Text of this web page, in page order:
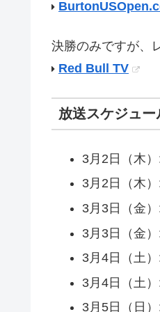
決勝のみですが、
Red Bull TV
放送スケジュー
3月2日（木
3月2日（木
3月3日（金
3月3日（金
3月4日（土
3月4日（土
3月5日（日